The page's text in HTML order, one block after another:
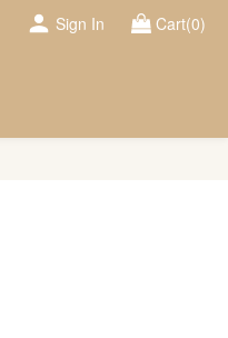
Sign In Cart(0)